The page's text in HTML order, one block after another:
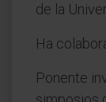
de la
Ha
Ponente